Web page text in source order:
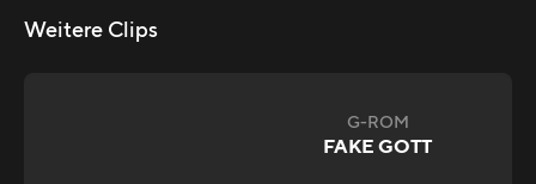
Weitere Clips
G-ROM
FAKE GOTT